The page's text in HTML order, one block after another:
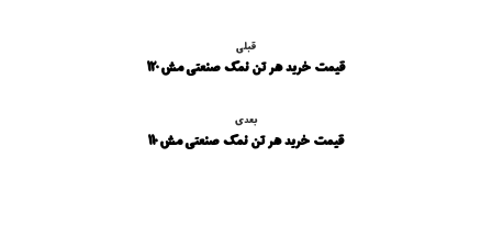
قبلی
قیمت خرید هر تن نمک صنعتی مش 120
بعدی
قیمت خرید هر تن نمک صنعتی مش 110